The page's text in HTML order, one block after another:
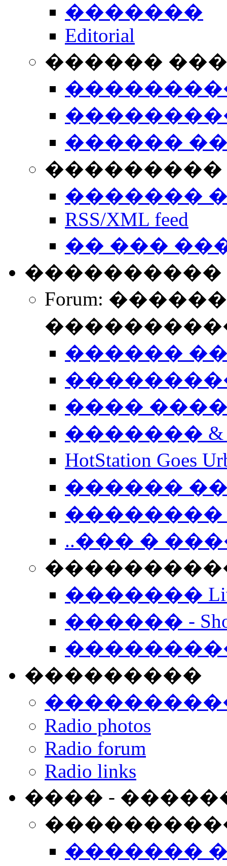
�������
Editorial
������
������
���������
�������
RSS/XML feed
�� ���
����������
Forum:
������
����
�������
HotStation
������
��������
..��� �
����������
�������
������ -
���������
Radio photos
Radio forum
Radio links
���� -
�������